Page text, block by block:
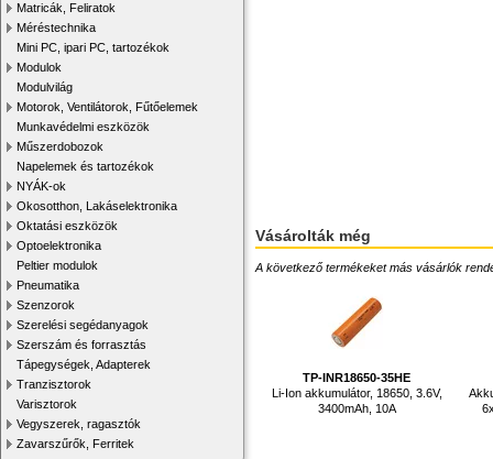
Matricák, Feliratok
Méréstechnika
Mini PC, ipari PC, tartozékok
Modulok
Modulvilág
Motorok, Ventilátorok, Fűtőelemek
Munkavédelmi eszközök
Műszerdobozok
Napelemek és tartozékok
NYÁK-ok
Okosotthon, Lakáselektronika
Oktatási eszközök
Optoelektronika
Peltier modulok
Pneumatika
Szenzorok
Szerelési segédanyagok
Szerszám és forrasztás
Tápegységek, Adapterek
Tranzisztorok
Varisztorok
Vegyszerek, ragasztók
Zavarszűrők, Ferritek
Vásárolták még
A következő termékeket más vásárlók
TP-INR18650-35HE
Li-Ion akkumulátor, 18650, 3.6V,
3400mAh, 10A